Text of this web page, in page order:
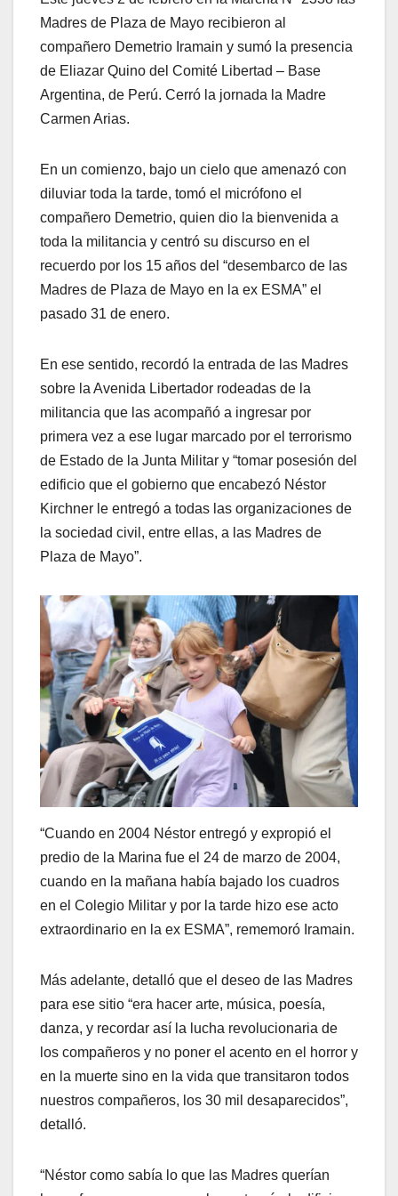
Madres de Plaza de Mayo recibieron al
compañero Demetrio Iramain y sumó la presencia
de Eliazar Quino del Comité Libertad – Base
Argentina, de Perú. Cerró la jornada la Madre
Carmen Arias.
En un comienzo, bajo un cielo que amenazó con
diluviar toda la tarde, tomó el micrófono el
compañero Demetrio, quien dio la bienvenida a
toda la militancia y centró su discurso en el
recuerdo por los 15 años del “desembarco de las
Madres de Plaza de Mayo en la ex ESMA” el
pasado 31 de enero.
En ese sentido, recordó la entrada de las Madres
sobre la Avenida Libertador rodeadas de la
militancia que las acompañó a ingresar por
primera vez a ese lugar marcado por el terrorismo
de Estado de la Junta Militar y “tomar posesión del
edificio que el gobierno que encabezó Néstor
Kirchner le entregó a todas las organizaciones de
la sociedad civil, entre ellas, a las Madres de
Plaza de Mayo”.
“Cuando en 2004 Néstor entregó y expropió el
predio de la Marina fue el 24 de marzo de 2004,
cuando en la mañana había bajado los cuadros
en el Colegio Militar y por la tarde hizo ese acto
extraordinario en la ex ESMA”, rememoró Iramain.
Más adelante, detalló que el deseo de las Madres
para ese sitio “era hacer arte, música, poesía,
danza, y recordar así la lucha revolucionaria de
los compañeros y no poner el acento en el horror y
en la muerte sino en la vida que transitaron todos
nuestros compañeros, los 30 mil desaparecidos”,
detalló.
“Néstor como sabía lo que las Madres querían